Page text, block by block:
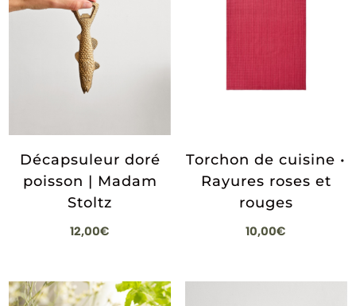
Décapsuleur doré
poisson | Madam
Stoltz
12,00€
Torchon de cuisine •
Rayures roses et
rouges
10,00€